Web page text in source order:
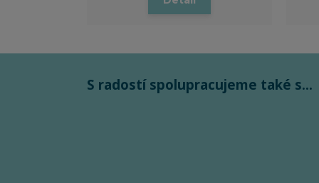
S radostí spolupracujeme také s...